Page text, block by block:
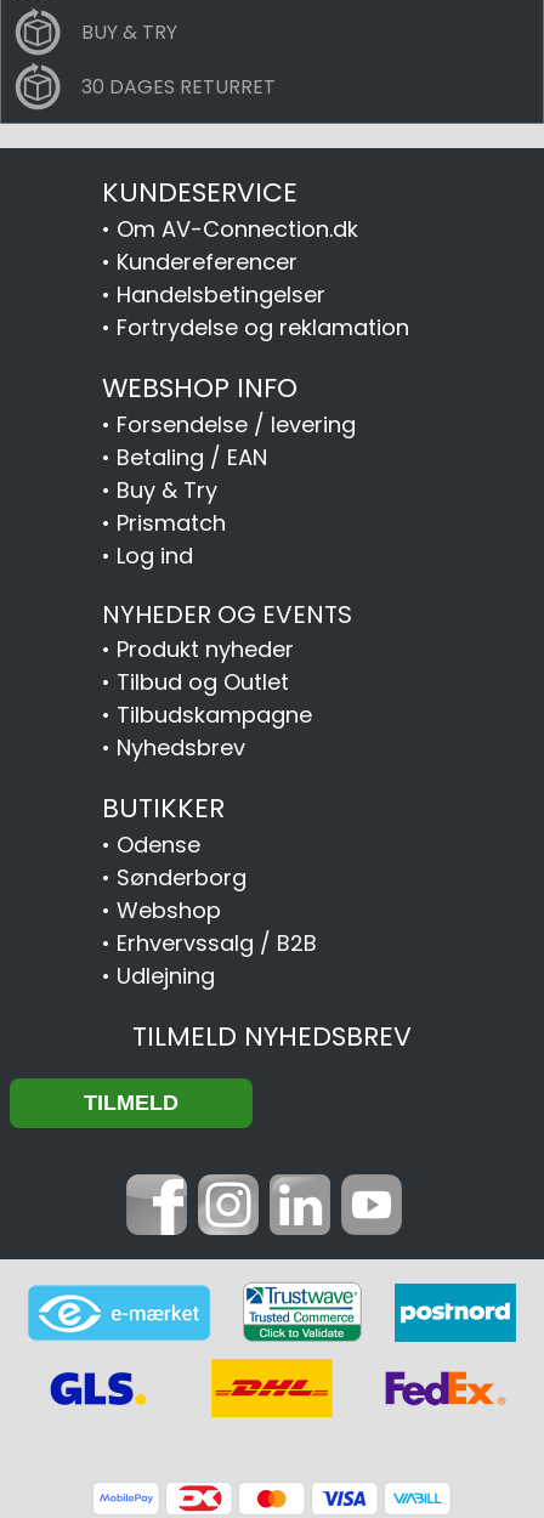
BUY & TRY
30 DAGES RETURRET
KUNDESERVICE
• Om AV-Connection.dk
• Kundereferencer
• Handelsbetingelser
• Fortrydelse og reklamation
WEBSHOP INFO
• Forsendelse / levering
• Betaling / EAN
• Buy & Try
• Prismatch
• Log ind
NYHEDER OG EVENTS
• Produkt nyheder
• Tilbud og Outlet
• Tilbudskampagne
• Nyhedsbrev
BUTIKKER
• Odense
• Sønderborg
• Webshop
• Erhvervssalg / B2B
• Udlejning
TILMELD NYHEDSBREV